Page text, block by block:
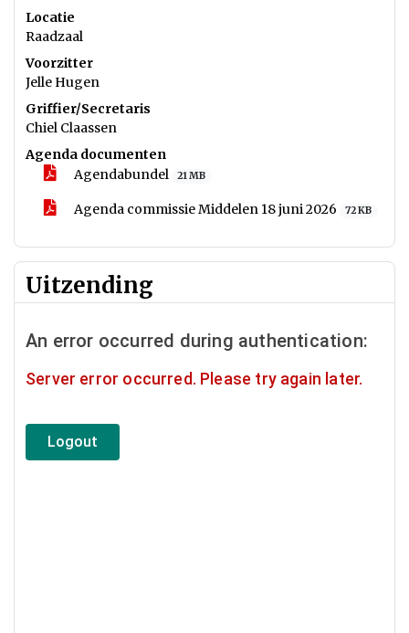
Locatie
Raadzaal
Voorzitter
Jelle Hugen
Griffier/Secretaris
Chiel Claassen
Agenda documenten
Agendabundel
21 MB
Agenda commissie Middelen 18 juni 2026 72 KB
Uitzending